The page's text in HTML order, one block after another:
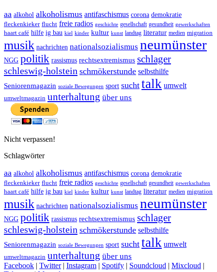
aa alkohol alkoholismus antifaschismus corona demokratie
fleckenkieker flucht freie radios geschichte gesellschaft gesundheit gewerkschaften
haart café hilfe ig bau kiel kinder kultur kunst landtag literatur medien migration
musik nachrichten nationalsozialismus neumünster
NGG politik rassismus rechtsextremismus schlager
schleswig-holstein schmökerstunde selbsthilfe
Seniorenmagazin soziale Bewegungen sport sucht talk umwelt
umweltmagazin unterhaltung über uns
Nicht verpassen!
Schlagwörter
aa alkohol alkoholismus antifaschismus corona demokratie
fleckenkieker flucht freie radios geschichte gesellschaft gesundheit gewerkschaften
haart café hilfe ig bau kiel kinder kultur kunst landtag literatur medien migration
musik nachrichten nationalsozialismus neumünster
NGG politik rassismus rechtsextremismus schlager
schleswig-holstein schmökerstunde selbsthilfe
Seniorenmagazin soziale Bewegungen sport sucht talk umwelt
umweltmagazin unterhaltung über uns
Facebook | Twitter| Instagram | Spotify | Soundcloud | Mixcloud |